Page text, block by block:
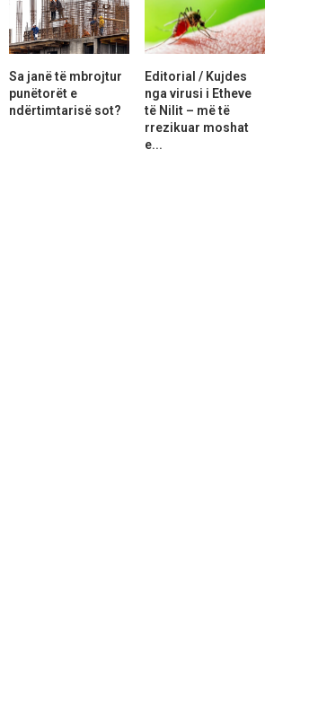
Sa janë të mbrojtur
punëtorët e
ndërtimtarisë sot?
Editorial / Kujdes
nga virusi i Etheve
të Nilit – më të
rrezikuar moshat
e...